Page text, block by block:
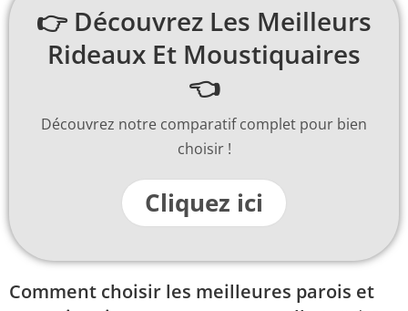
👉 Découvrez Les Meilleurs
Rideaux Et Moustiquaires
👈
Découvrez notre comparatif complet pour bien
choisir !
Cliquez ici
Comment choisir les meilleures parois et